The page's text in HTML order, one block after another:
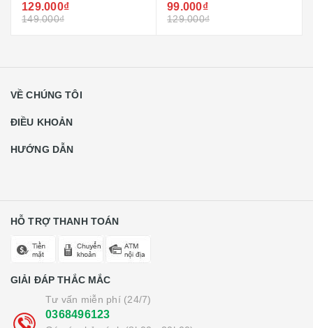
129.000₫
149.000₫
99.000₫
129.000₫
VỀ CHÚNG TÔI
ĐIỀU KHOẢN
HƯỚNG DẪN
HỖ TRỢ THANH TOÁN
GIẢI ĐÁP THẮC MẮC
Tư vấn miễn phí (24/7)
0368496123